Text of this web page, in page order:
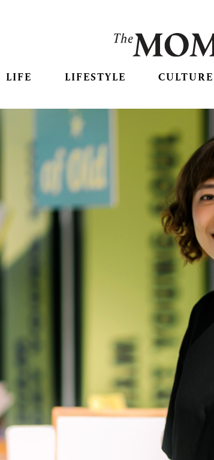
LIFE LIFESTYLE CULTURE